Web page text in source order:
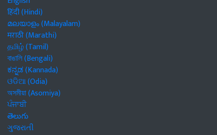
हिंदी (Hindi)
മലയാളം (Malayalam)
मराठी (Marathi)
தமிழ் (Tamil)
বাঙালি (Bengali)
ಕನ್ನಡ (Kannada)
ଓଡିଆ (Odia)
অসমীয়া (Asomiya)
ਪੰਜਾਬੀ
తెలుగు
ગુજરાતી